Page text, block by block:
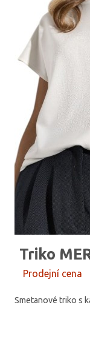
Triko
Prodejní cena
Smetanové triko s